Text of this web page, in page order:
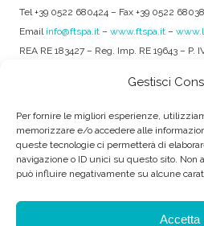
Gestisci
Per fornire le migliori esperienze,
memorizzare e/o accedere alle
queste tecnologie ci permetterà di
navigazione o ID unici su questo sito. Non
può influire negativamente su alcune
Accetta
Tel +39 0522 680424 – Fax +39 0522
Email info@ftspa.it – www.ftspa.it –
REA RE 183427 – Reg. Imp. RE 19643 – P.
Privacy Policy–Cookie
SOCIAL